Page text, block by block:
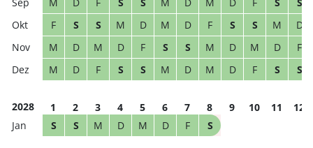
F
S S M D M D F S S M
D
M
D M D F S S M D M D
F
M
D F S S M D M D F S S
2028 1 2 3 4 5 6 7 8 9 10 11
12
S
S M D M D F S